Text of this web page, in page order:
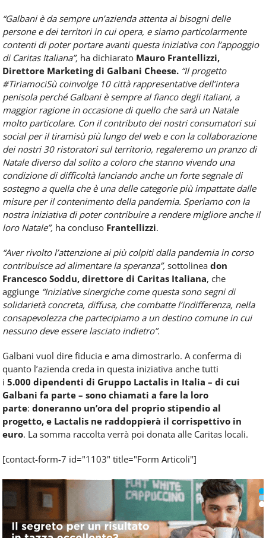
“Galbani è da sempre un’azienda attenta ai bisogni delle
persone e dei territori in cui opera, e siamo particolarmente
contenti di poter portare avanti questa iniziativa con l’appoggio
di Caritas Italiana”, ha dichiarato Mauro Frantellizzi,
Direttore Marketing di Galbani Cheese. “Il progetto
#TiriamociSù coinvolge 10 città rappresentative dell’intera
penisola perché Galbani è sempre al fianco degli italiani, a
maggior ragione in occasione di quello che sarà un Natale
molto particolare. Con il contributo dei nostri consumatori sui
social per il tiramisù più lungo del web e con la collaborazione
dei nostri 30 ristoratori sul territorio, regaleremo un pranzo di
Natale diverso dal solito a coloro che stanno vivendo una
condizione di difficoltà lanciando anche un forte segnale di
sostegno a quella che è una delle categorie più impattate dalle
misure per il contenimento della pandemia. Speriamo con la
nostra iniziativa di poter contribuire a rendere migliore anche il
loro Natale”, ha concluso Frantellizzi.
“Aver rivolto l’attenzione ai più colpiti dalla pandemia in corso
contribuisce ad alimentare la speranza”, sottolinea don
Francesco Soddu, direttore di Caritas Italiana, che
aggiunge “Iniziative sinergiche come questa sono segni di
solidarietà concreta, diffusa, che combatte l’indifferenza, nella
consapevolezza che partecipiamo a un destino comune in cui
nessuno deve essere lasciato indietro”.
Galbani vuol dire fiducia e ama dimostrarlo. A conferma di
quanto l’azienda creda in questa iniziativa anche tutti
i 5.000 dipendenti di Gruppo Lactalis in Italia – di cui
Galbani fa parte – sono chiamati a fare la loro
parte: doneranno un’ora del proprio stipendio al
progetto, e Lactalis ne raddoppierà il corrispettivo in
euro. La somma raccolta verrà poi donata alle Caritas locali.
[contact-form-7 id="1103" title="Form Articoli"]